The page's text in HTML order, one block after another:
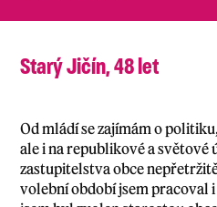
Starý Jičín, 48 let
Od mládí se zajímám o
ale i na republikové a světové
zastupitelstva obce
volební období jsem pracoval